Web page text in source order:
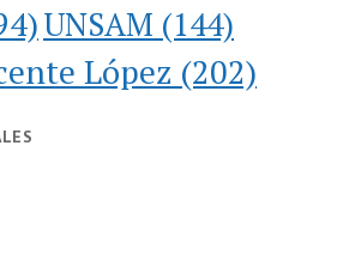
UNSAM (144)
López (202)